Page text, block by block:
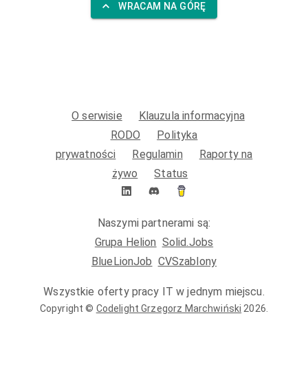
WRACAM NA GÓRĘ
O serwisie
Klauzula informacyjna
RODO
Polityka
prywatności
Regulamin
Raporty na
żywo
Status
Naszymi partnerami są:
Grupa Helion Solid.Jobs
BlueLionJob CVSzablony
Wszystkie oferty pracy IT w jednym miejscu.
Copyright © Codelight Grzegorz Marchwiński 2026